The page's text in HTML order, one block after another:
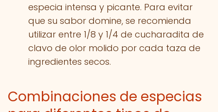
especia intensa y picante. Para evitar
que su sabor domine, se recomienda
utilizar entre 1/8 y 1/4 de cucharadita de
clavo de olor molido por cada taza de
ingredientes secos.
Combinaciones de especias